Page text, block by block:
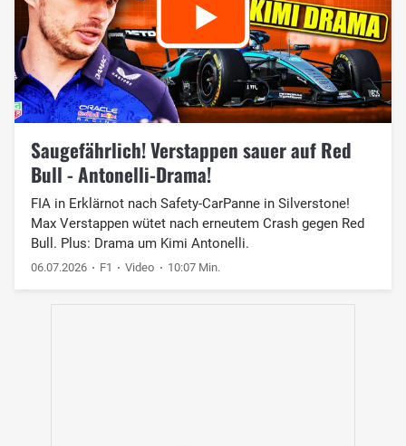
Saugefährlich! Verstappen sauer auf Red
Bull - Antonelli-Drama!
FIA in Erklärnot nach Safety-CarPanne in Silverstone!
Max Verstappen wütet nach erneutem Crash gegen Red
Bull. Plus: Drama um Kimi Antonelli.
06.07.2026 F1 Video 10:07 Min.